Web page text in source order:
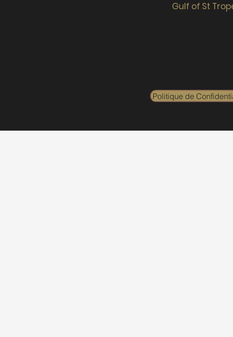
Gulf of St
Politique de